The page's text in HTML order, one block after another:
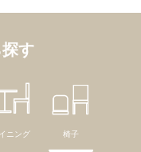
す
ニング 椅子